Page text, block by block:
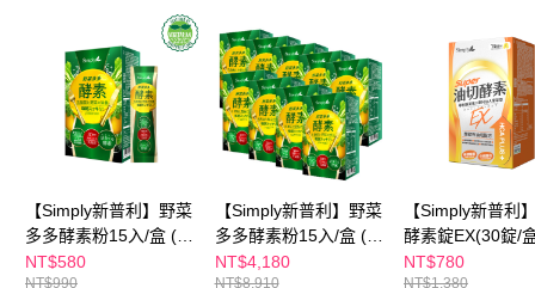
【Simply新普利】野菜
多多酵素粉15入/盒 (x1
盒)
NT$580
NT$990
【Simply新普利】野菜
多多酵素粉15入/盒 (x9
盒)
NT$4,180
NT$8,910
【Simply新普利
酵素錠EX(30錠/
酵素油切)
NT$780
NT$1,380